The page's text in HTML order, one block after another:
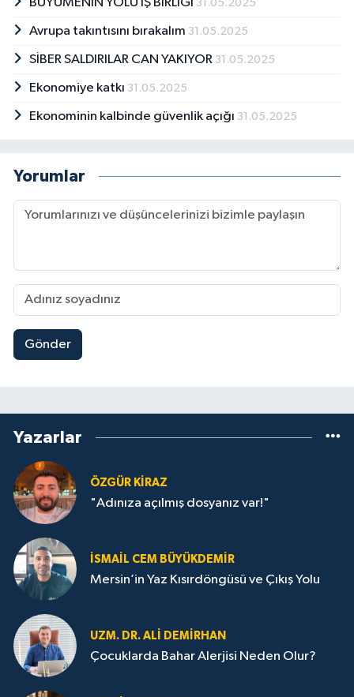
BÜYÜMENİN YOLU İŞ BİRLİĞİ 31.05.2025
Avrupa takıntısını bırakalım 31.05.2025
SİBER SALDIRILAR CAN YAKIYOR 31.05.2025
Ekonomiye katkı 31.05.2025
Ekonominin kalbinde güvenlik açığı 31.05.2025
Yorumlar
Gönder
Yazarlar
ÖZGÜR KIRAZ
"Adınıza açılmış dosyanız var!"
İSMAIL CEM BÜYÜKDEMIR
Mersin’in Yaz Kısırdöngüsü ve Çıkış Yolu
UZM. DR. ALI DEMİRHAN
Çocuklarda Bahar Alerjisi Neden Olur?